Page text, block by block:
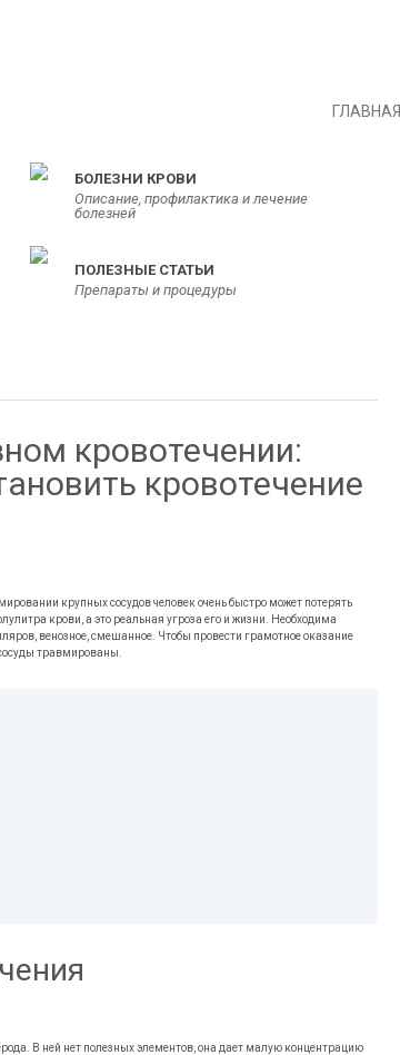
ГЛАВНАЯ
БОЛЕЗНИ КРОВИ
Описание, профилактика и лечение
болезней
ПОЛЕЗНЫЕ СТАТЬИ
Препараты и процедуры
кровотечении:
кровотечение
крупных сосудов человек очень быстро может потерять
крови, а это реальная угроза его и жизни. Необходима
венозное, смешанное. Чтобы провести грамотное оказание
травмированы.
В ней нет полезных элементов, она дает малую концентрацию